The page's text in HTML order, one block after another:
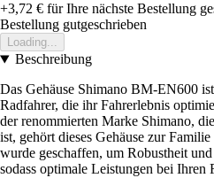
+3,72 € für Ihre nächste Bestellung
Bestellung gutgeschrieben
Loading...
Beschreibung
Das Gehäuse Shimano BM-EN600
Radfahrer, die ihr Fahrerlebnis
der renommierten Marke Shimano,
ist, gehört dieses Gehäuse zur
wurde geschaffen, um Robustheit
sodass optimale Leistungen bei Ihren